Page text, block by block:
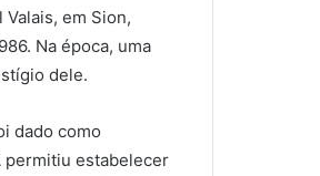
em Sion,
Na época, uma
dele.
dado como
permitiu estabelecer